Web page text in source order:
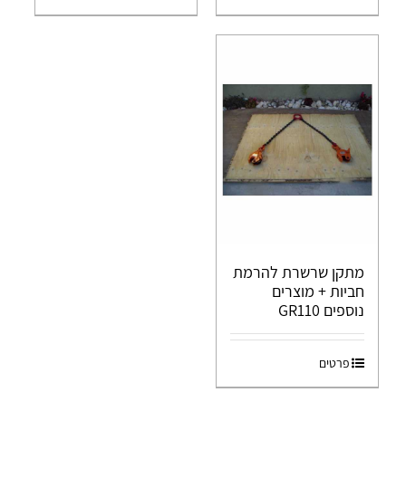
מתקן שרשרת להרמת
חביות + מוצרים
נוספים GR110
פרטים